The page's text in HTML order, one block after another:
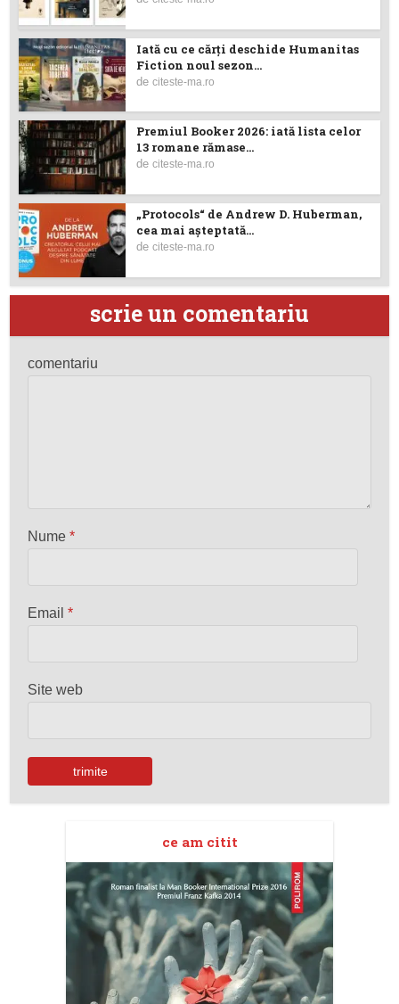
Iată cu ce cărţi deschide Humanitas
Fiction noul sezon...
deciteste-ma.ro
Premiul Booker 2026: iată lista celor
13 romane rămase...
deciteste-ma.ro
„Protocols“ de Andrew D. Huberman,
cea mai așteptată...
deciteste-ma.ro
scrie un comentariu
comentariu
Nume*
Email*
Site web
ce am citit